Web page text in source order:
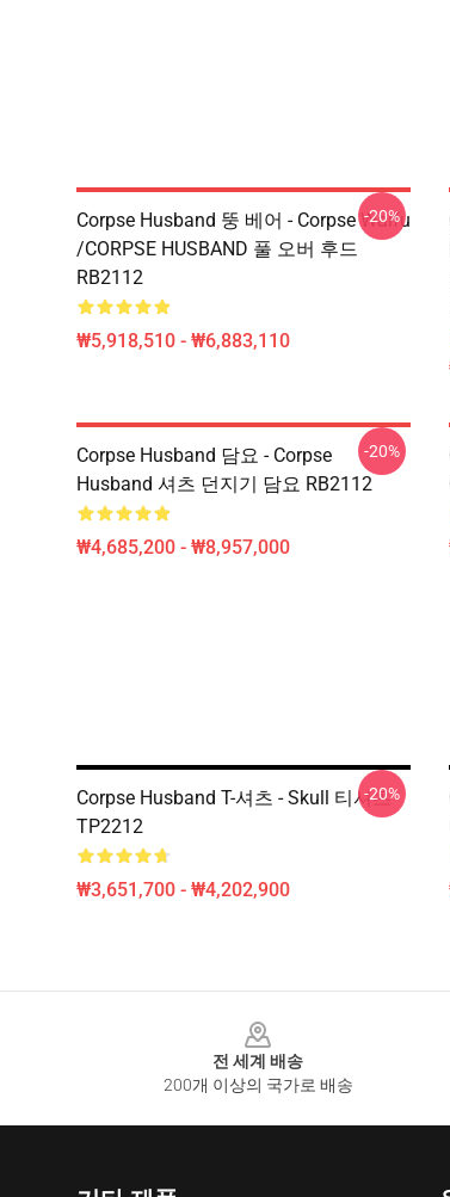
Corpse Husband 뚱 베어 - Corpse Waifu
/CORPSE HUSBAND 풀 오버 후드
RB2112
₩5,918,510 - ₩6,883,110
-20%
Corpse Husband 담요 - Corpse
Husband 셔츠 던지기 담요 RB2112
₩4,685,200 - ₩8,957,000
-20%
Corpse Husband T-셔츠 - Skull 티셔츠
TP2212
₩3,651,700 - ₩4,202,900
-20%
전 세계 배송
200개 이상의 국가로 배송